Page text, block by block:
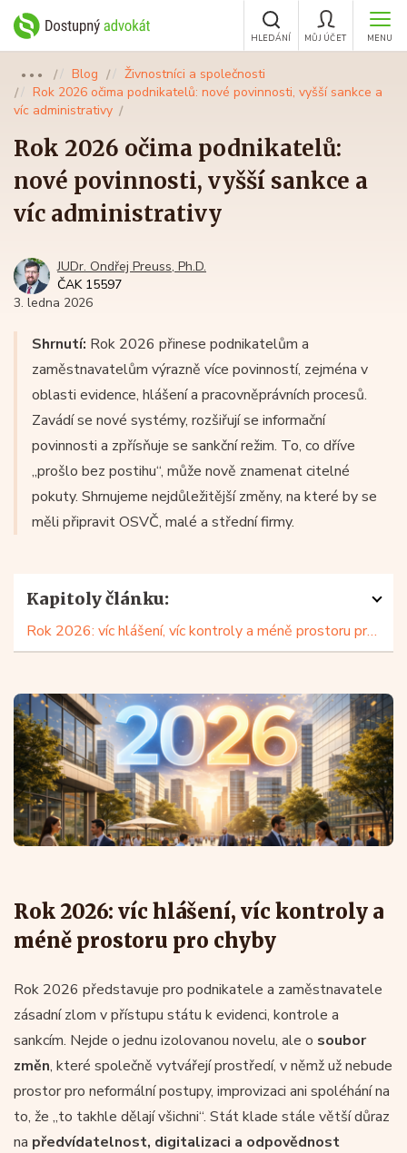
MENU
MŮJ ÚČET
HLEDÁNÍ
●●● Blog
Živnostníci a společnosti
Rok 2026 očima podnikatelů: nové povinnosti, vyšší sankce a
víc administrativy
Rok 2026 očima podnikatelů:
nové povinnosti, vyšší sankce a
víc administrativy
JUDr. Ondřej Preuss, Ph.D.
ČAK 15597
3. ledna 2026
Shrnutí: Rok 2026 přinese podnikatelům a
zaměstnavatelům výrazně více povinností, zejména v
oblasti evidence, hlášení a pracovněprávních procesů.
Zavádí se nové systémy, rozšiřují se informační
povinnosti a zpřísňuje se sankční režim. To, co dříve
„prošlo bez postihu“, může nově znamenat citelné
pokuty. Shrnujeme nejdůležitější změny, na které by se
měli připravit OSVČ, malé a střední firmy.
Kapitoly článku:
Rok 2026: víc hlášení, víc kontroly a méně prostoru pro chyby
Rok 2026: víc hlášení, víc kontroly a
méně prostoru pro chyby
Rok 2026 představuje pro podnikatele a zaměstnavatele
zásadní zlom v přístupu státu k evidenci, kontrole a
sankcím. Nejde o jednu izolovanou novelu, ale o soubor
změn, které společně vytvářejí prostředí, v němž už nebude
prostor pro neformální postupy, improvizaci ani spoléhání na
to, že „to takhle dělají všichni“. Stát klade stále větší důraz
na předvídatelnost, digitalizaci a odpovědnost